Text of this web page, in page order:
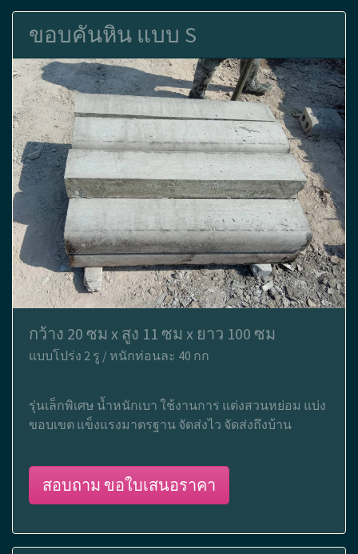
ขอบคันหิน แบบ S
กว้าง 20 ซม x สูง 11 ซม x ยาว 100 ซม
แบบโปร่ง 2 รู / หนักท่อนละ 40 กก
รุ่นเล็กพิเศษ น้ำหนักเบา ใช้งานการ แต่งสวนหย่อม แบ่ง
ขอบเขต แข็งแรงมาตรฐาน จัดส่งไว จัดส่งถึงบ้าน
สอบถาม ขอใบเสนอราคา